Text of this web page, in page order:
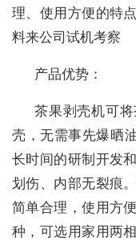
理、使用方便的特
料来公司试机考察
产品优势：
茶果剥壳机可
壳，无需事先爆晒
长时间的研制开发
划伤、内部无裂痕
简单合理，使用方
种，可选用家用两